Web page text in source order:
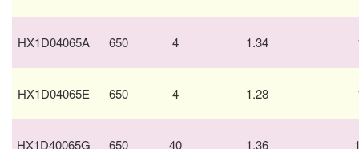
HX1D04065A 650 4 1.34
HX1D04065E 650 4 1.28
HX1D40065G 650 40 1.36